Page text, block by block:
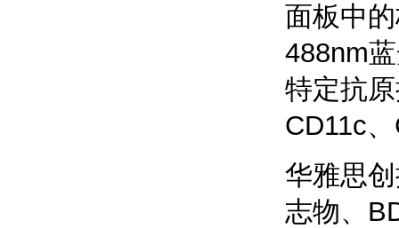
面板中
488nm
特定抗
CD11c
华雅思
志物、